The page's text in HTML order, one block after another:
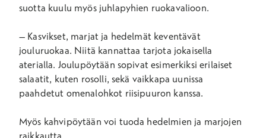
suotta kuulu myös juhlapyhien ruokavalioon.
– Kasvikset, marjat ja hedelmät keventävät
jouluruokaa. Niitä kannattaa tarjota jokaisella
aterialla. Joulupöytään sopivat esimerkiksi erilaiset
salaatit, kuten rosolli, sekä vaikkapa uunissa
paahdetut omenalohkot riisipuuron kanssa.
Myös kahvipöytään voi tuoda hedelmien ja marjojen
raikkautta.